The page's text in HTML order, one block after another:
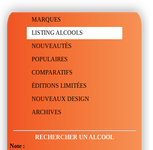
MARQUES
LISTING ALCOOLS
NOUVEAUTÉS
POPULAIRES
COMPARATIFS
ÉDITIONS LIMITÉES
NOUVEAUX DESIGN
ARCHIVES
RECHERCHER UN ALCOOL
Note :